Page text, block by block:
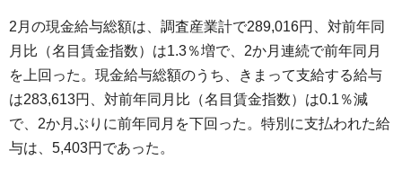
2月の現金給与総額は、調査産業計で289,016円、対前年同
月比（名目賃金指数）は1.3％増で、2か月連続で前年同月
を上回った。現金給与総額のうち、きまって支給する給与
は283,613円、対前年同月比（名目賃金指数）は0.1％減
で、2か月ぶりに前年同月を下回った。特別に支払われた給
与は、5,403円であった。